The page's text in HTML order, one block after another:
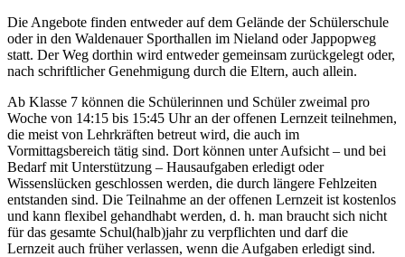
Die Angebote finden entweder auf dem Gelände der Schülerschule
oder in den Waldenauer Sporthallen im Nieland oder Jappopweg
statt. Der Weg dorthin wird entweder gemeinsam zurückgelegt oder,
nach schriftlicher Genehmigung durch die Eltern, auch allein.
Ab Klasse 7 können die Schülerinnen und Schüler zweimal pro
Woche von 14:15 bis 15:45 Uhr an der offenen Lernzeit teilnehmen,
die meist von Lehrkräften betreut wird, die auch im
Vormittagsbereich tätig sind. Dort können unter Aufsicht – und bei
Bedarf mit Unterstützung – Hausaufgaben erledigt oder
Wissenslücken geschlossen werden, die durch längere Fehlzeiten
entstanden sind. Die Teilnahme an der offenen Lernzeit ist kostenlos
und kann flexibel gehandhabt werden, d. h. man braucht sich nicht
für das gesamte Schul(halb)jahr zu verpflichten und darf die
Lernzeit auch früher verlassen, wenn die Aufgaben erledigt sind.